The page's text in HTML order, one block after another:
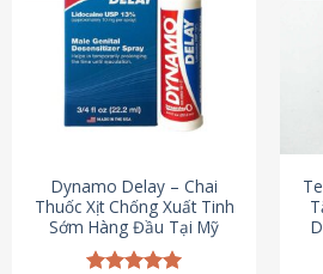
Dynamo Delay – Chai
Thuốc Xịt Chống Xuất Tinh
Sớm Hàng Đầu Tại Mỹ